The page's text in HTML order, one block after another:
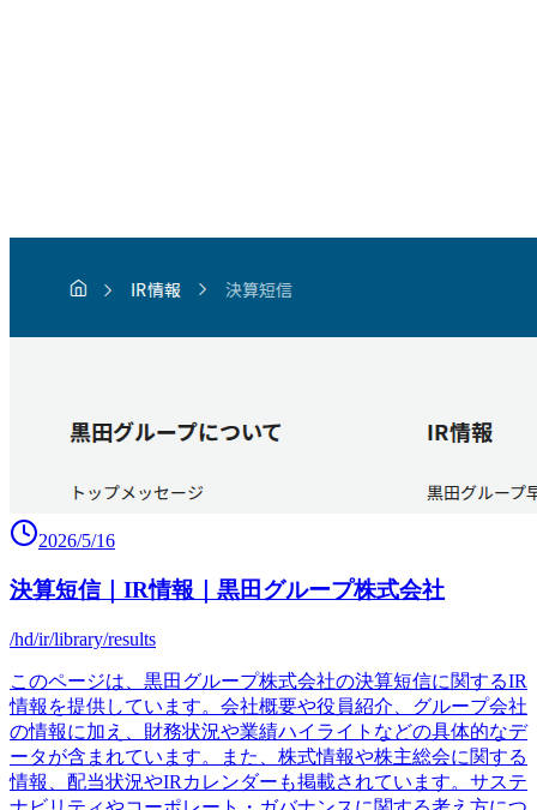
2026/5/16
決算短信｜IR情報｜黒田グループ株式会社
/hd/ir/library/results
このページは、黒田グループ株式会社の決算短信に関するIR
情報を提供しています。会社概要や役員紹介、グループ会社
の情報に加え、財務状況や業績ハイライトなどの具体的なデ
ータが含まれています。また、株式情報や株主総会に関する
情報、配当状況やIRカレンダーも掲載されています。サステ